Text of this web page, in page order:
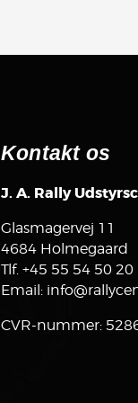
Kontakt os
J. A. Rally
Glasmagervej 11
4684 Holmegaard
Tlf. +45 55 54 50 20
Email:
CVR-nummer: